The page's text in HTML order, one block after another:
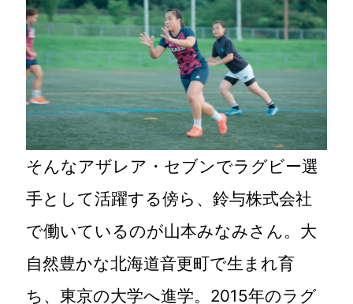
そんなアザレア・セブンでラグビー選
手として活躍する傍ら、鈴与株式会社
で働いているのが山本みなみさん。大
自然豊かな北海道音更町で生まれ育
ち、東京の大学へ進学。2015年のラグ